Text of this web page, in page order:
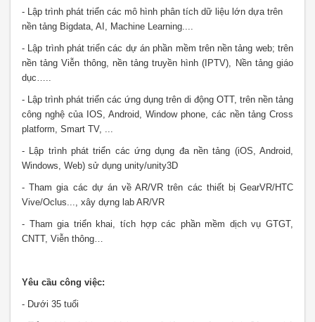
- Lập trình phát triển các mô hình phân tích dữ liệu lớn dựa trên
nền tảng Bigdata, AI, Machine Learning....
- Lập trình phát triển các dự án phần mềm trên nền tảng web; trên
nền tảng Viễn thông, nền tảng truyền hình (IPTV), Nền tảng giáo
dục…..
- Lập trình phát triển các ứng dụng trên di động OTT, trên nền tảng
công nghệ của IOS, Android, Window phone, các nền tảng Cross
platform, Smart TV, ...
- Lập trình phát triển các ứng dụng đa nền tảng (iOS, Android,
Windows, Web) sử dụng unity/unity3D
- Tham gia các dự án về AR/VR trên các thiết bị GearVR/HTC
Vive/Oclus..., xây dựng lab AR/VR
- Tham gia triển khai, tích hợp các phần mềm dịch vụ GTGT,
CNTT, Viễn thông…
Yêu cầu công việc:
- Dưới 35 tuổi